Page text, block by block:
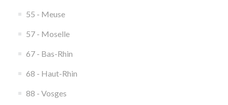
55 - Meuse
57 - Moselle
67 - Bas-Rhin
68 - Haut-Rhin
88 - Vosges